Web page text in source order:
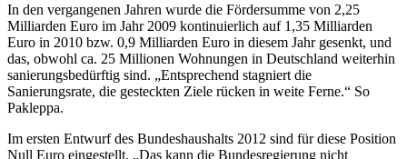
In den vergangenen Jahren wurde die Fördersumme von 2,25
Milliarden Euro im Jahr 2009 kontinuierlich auf 1,35 Milliarden
Euro in 2010 bzw. 0,9 Milliarden Euro in diesem Jahr gesenkt, und
das, obwohl ca. 25 Millionen Wohnungen in Deutschland weiterhin
sanierungsbedürftig sind. „Entsprechend stagniert die
Sanierungsrate, die gesteckten Ziele rücken in weite Ferne.“ So
Pakleppa.
Im ersten Entwurf des Bundeshaushalts 2012 sind für diese Position
Null Euro eingestellt. „Das kann die Bundesregierung nicht